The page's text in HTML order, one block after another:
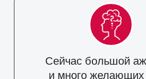
в этой сфере, не «самозванец» ли
я? Хватит ли мне знаний